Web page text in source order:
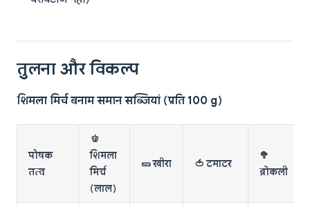
तुलना और विकल्प
शिमला मिर्च बनाम समान सब्जियां (प्रति 100 g)
पोषक
तत्व
🫑
शिमला
मिर्च
(लाल)
🥒 खीरा 🍅 टमाटर
🥦
ब्रोकली